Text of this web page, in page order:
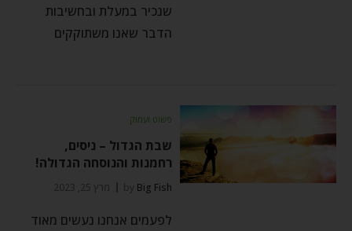
שנכיר במעלת ובחשיבות
הדבר שאנו משתוקקים
פשוט ועמוק
שבת הגדול – ניסים,
רחמנות והנוסחה הגדולה!
by Big Fish מרץ 25, 2023
לפעמים אנחנו נעשים מאוד